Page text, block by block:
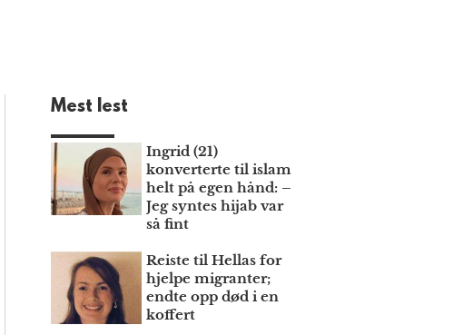
Mest lest
Ingrid (21)
konverterte til islam
helt på egen hånd: –
Jeg syntes hijab var
så fint
Reiste til Hellas for
hjelpe migranter;
endte opp død i en
koffert